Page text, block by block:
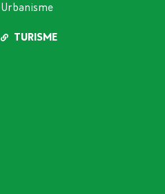
Urbanisme
TURISME